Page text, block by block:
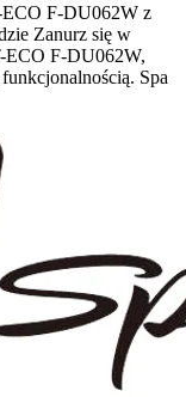
F-DU062W z
Zanurz się w
ECO F-DU062W,
Spa